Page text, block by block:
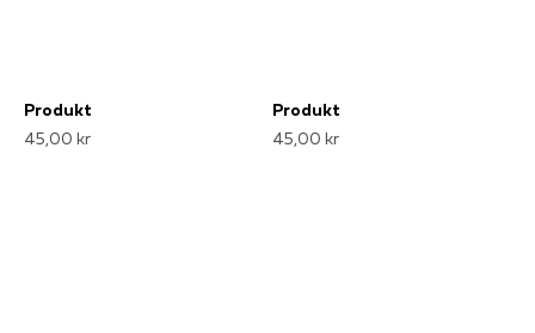
Produkt
45,00 kr
Produkt
45,00 kr